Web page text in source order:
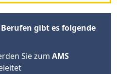
gibt es folgende
Sie zum AMS